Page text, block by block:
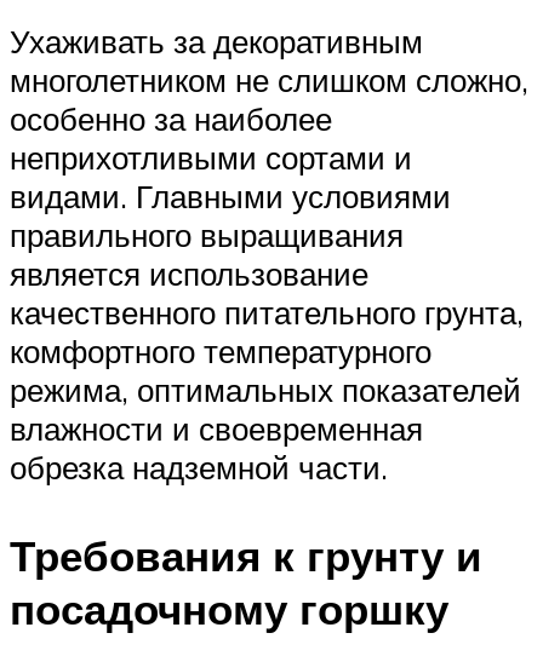
Ухаживать за декоративным
многолетником не слишком сложно,
особенно за наиболее
неприхотливыми сортами и
видами. Главными условиями
правильного выращивания
является использование
качественного питательного грунта,
комфортного температурного
режима, оптимальных показателей
влажности и своевременная
обрезка надземной части.
Требования к грунту и
посадочному горшку